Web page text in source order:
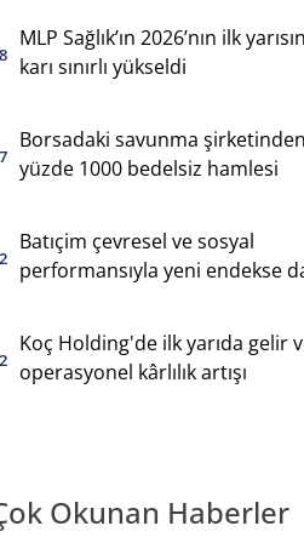
MLP Sağlık’ın 2026’nın ilk
karı sınırlı yükseldi
Borsadaki savunma şirketinden
yüzde 1000 bedelsiz hamlesi
Batıçim çevresel ve sosyal
performansıyla yeni endekse
Koç Holding'de ilk yarıda gelir
operasyonel kârlılık artışı
Okunan Haberler